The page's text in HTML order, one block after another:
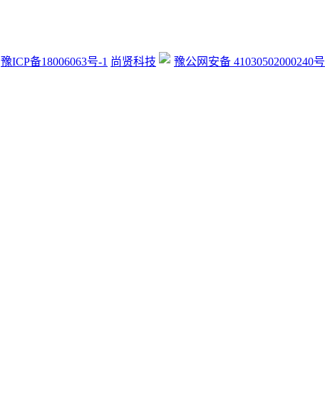
豫ICP备18006063号-1 尚贤科技
豫公网安备 41030502000240号